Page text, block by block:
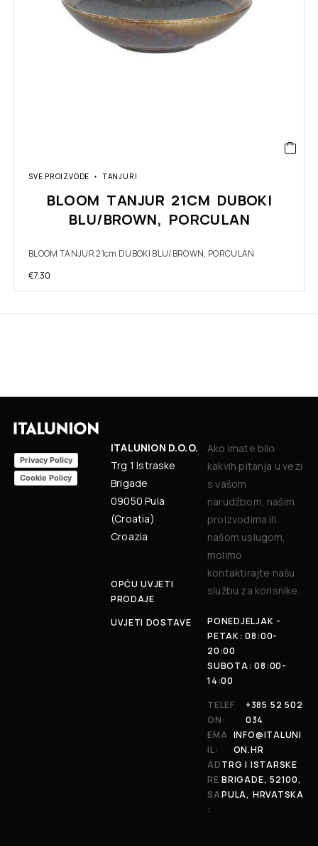
SVE PROIZVODE TANJURI
BLOOM TANJUR 21CM DUBOKI
BLU/BROWN, PORCULAN
BLOOM TANJUR 21cm DUBOKI BLU/BROWN, PORCULAN
€7.30
Privacy Policy
Cookie Policy
ITALUNION D.O.O.
Trg 1 Istraske
Brigade
09050 Pula
(Croatia)
Croazia
OPĆU UVJETI
PRODAJE
UVJETI DOSTAVE
Ako imate bilo
kakvih pitanja u vezi
s vašom
narudžbom, našim
proizvodima ili
našom uslugom,
molimo
kontaktirajte našu
službu za korisnike.
PONEDJELJAK -
PETAK: 08:00-
20:00
SUBOTA: 08:00-
14:00
TELEF
ON:
+385 52 502
034
EMA
IL:
INFO@ITALUNI
ON.HR
AD
RE
SA
:
TRG I ISTARSKE
BRIGADE, 52100,
PULA, HRVATSKA